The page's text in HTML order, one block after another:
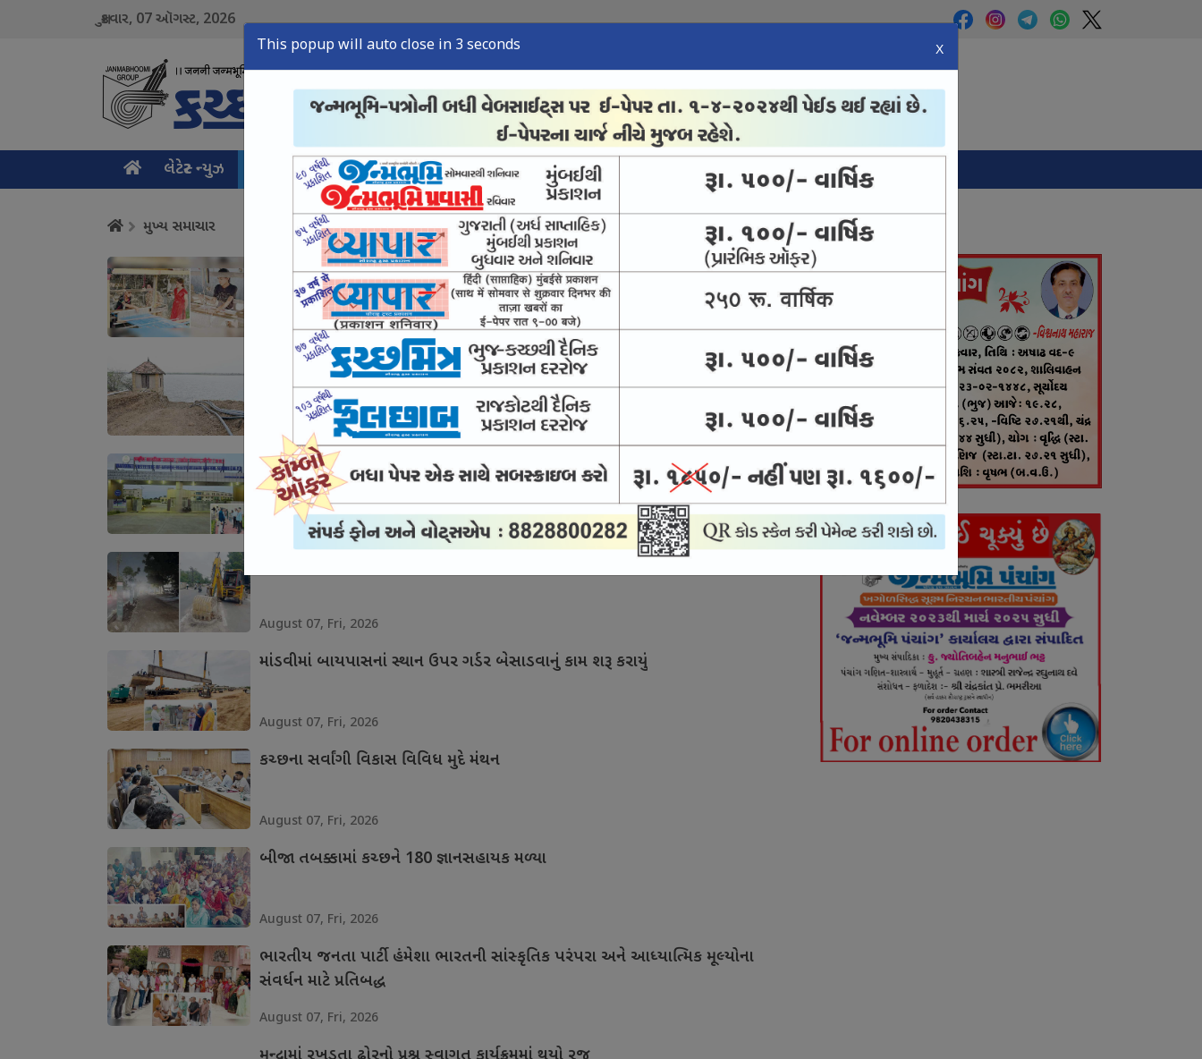
શુક્રવાર, 07ઑગસ્ટ, 2026
લેટેસ્ટ ન્યુઝ મુખ્ય સમાચાર ક્રાઇમ ન્યુઝ સ્પોર્ટ્સ ન્યુઝ તંત્રી લેખ ઈ-પેપર
This popup will auto close in 2 seconds X
મુખ્ય સમાચાર
કચ્છનું વણાટકામ એક વારસો અને જીવંત ઉદ્યોગ
August 07, Fri, 2026
શિણાય ડેમથી આદિપુરને પીવાનું પાણી આપવાની યોજના નિષ્ફળ
August 07, Fri, 2026
માનસિક સ્વાસ્થ્યની સારવાર માટે દેશને મળશે કુશળ માનવબળ
August 07, Fri, 2026
ભુજના આઇકોનિક માર્ગના બીજા તબક્કાનું કામ શરૂ થતાં આનંદો
August 07, Fri, 2026
માંડવીમાં બાયપાસનાં સ્થાન ઉપર ગર્ડર બેસાડવાનું કામ શરૂ કરાયું
August 07, Fri, 2026
કચ્છના સર્વાંગી વિકાસ વિવિધ મુદે મંથન
August 07, Fri, 2026
બીજા તબક્કામાં કચ્છને 180 જ્ઞાનસહાયક મળ્યા
August 07, Fri, 2026
ભારતીય જનતા પાર્ટી હંમેશા ભારતની સાંસ્કૃતિક પરંપરા અને આધ્યાત્મિક મૂલ્યોના
સંવર્ધન માટે પ્રતિબદ્ધ
August 07, Fri, 2026
Panchang